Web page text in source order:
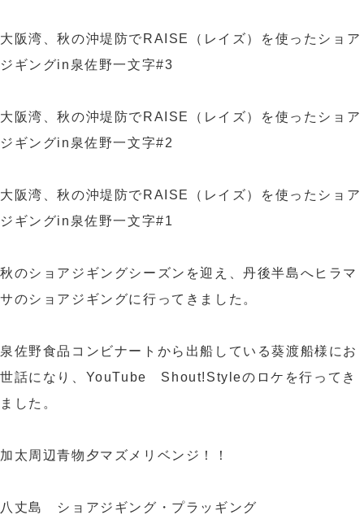
大阪湾、秋の沖堤防でRAISE（レイズ）を使ったショア
ジギングin泉佐野一文字#3
大阪湾、秋の沖堤防でRAISE（レイズ）を使ったショア
ジギングin泉佐野一文字#2
大阪湾、秋の沖堤防でRAISE（レイズ）を使ったショア
ジギングin泉佐野一文字#1
秋のショアジギングシーズンを迎え、丹後半島へヒラマ
サのショアジギングに行ってきました。
泉佐野食品コンビナートから出船している葵渡船様にお
世話になり、YouTube Shout!Styleのロケを行ってき
ました。
加太周辺青物 夕マズメリベンジ！！
八丈島 ショアジギング・プラッギング